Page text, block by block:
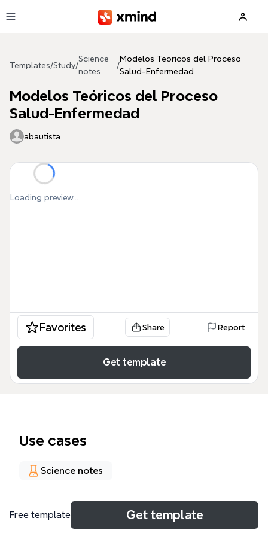
Templates/Study/
Science
notes
/
Modelos Teóricos del Proceso
Salud-Enfermedad
Modelos Teóricos del Proceso
Salud-Enfermedad
abautista
Loading preview...
Favorites Share Report
Get template
Use cases
Science notes
About
Free template Get template